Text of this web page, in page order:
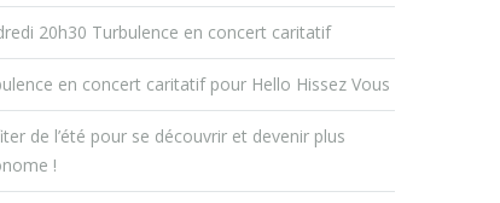
20h30 Turbulence en concert caritatif
en concert caritatif pour Hello Hissez Vous
de l’été pour se découvrir et devenir plus
!